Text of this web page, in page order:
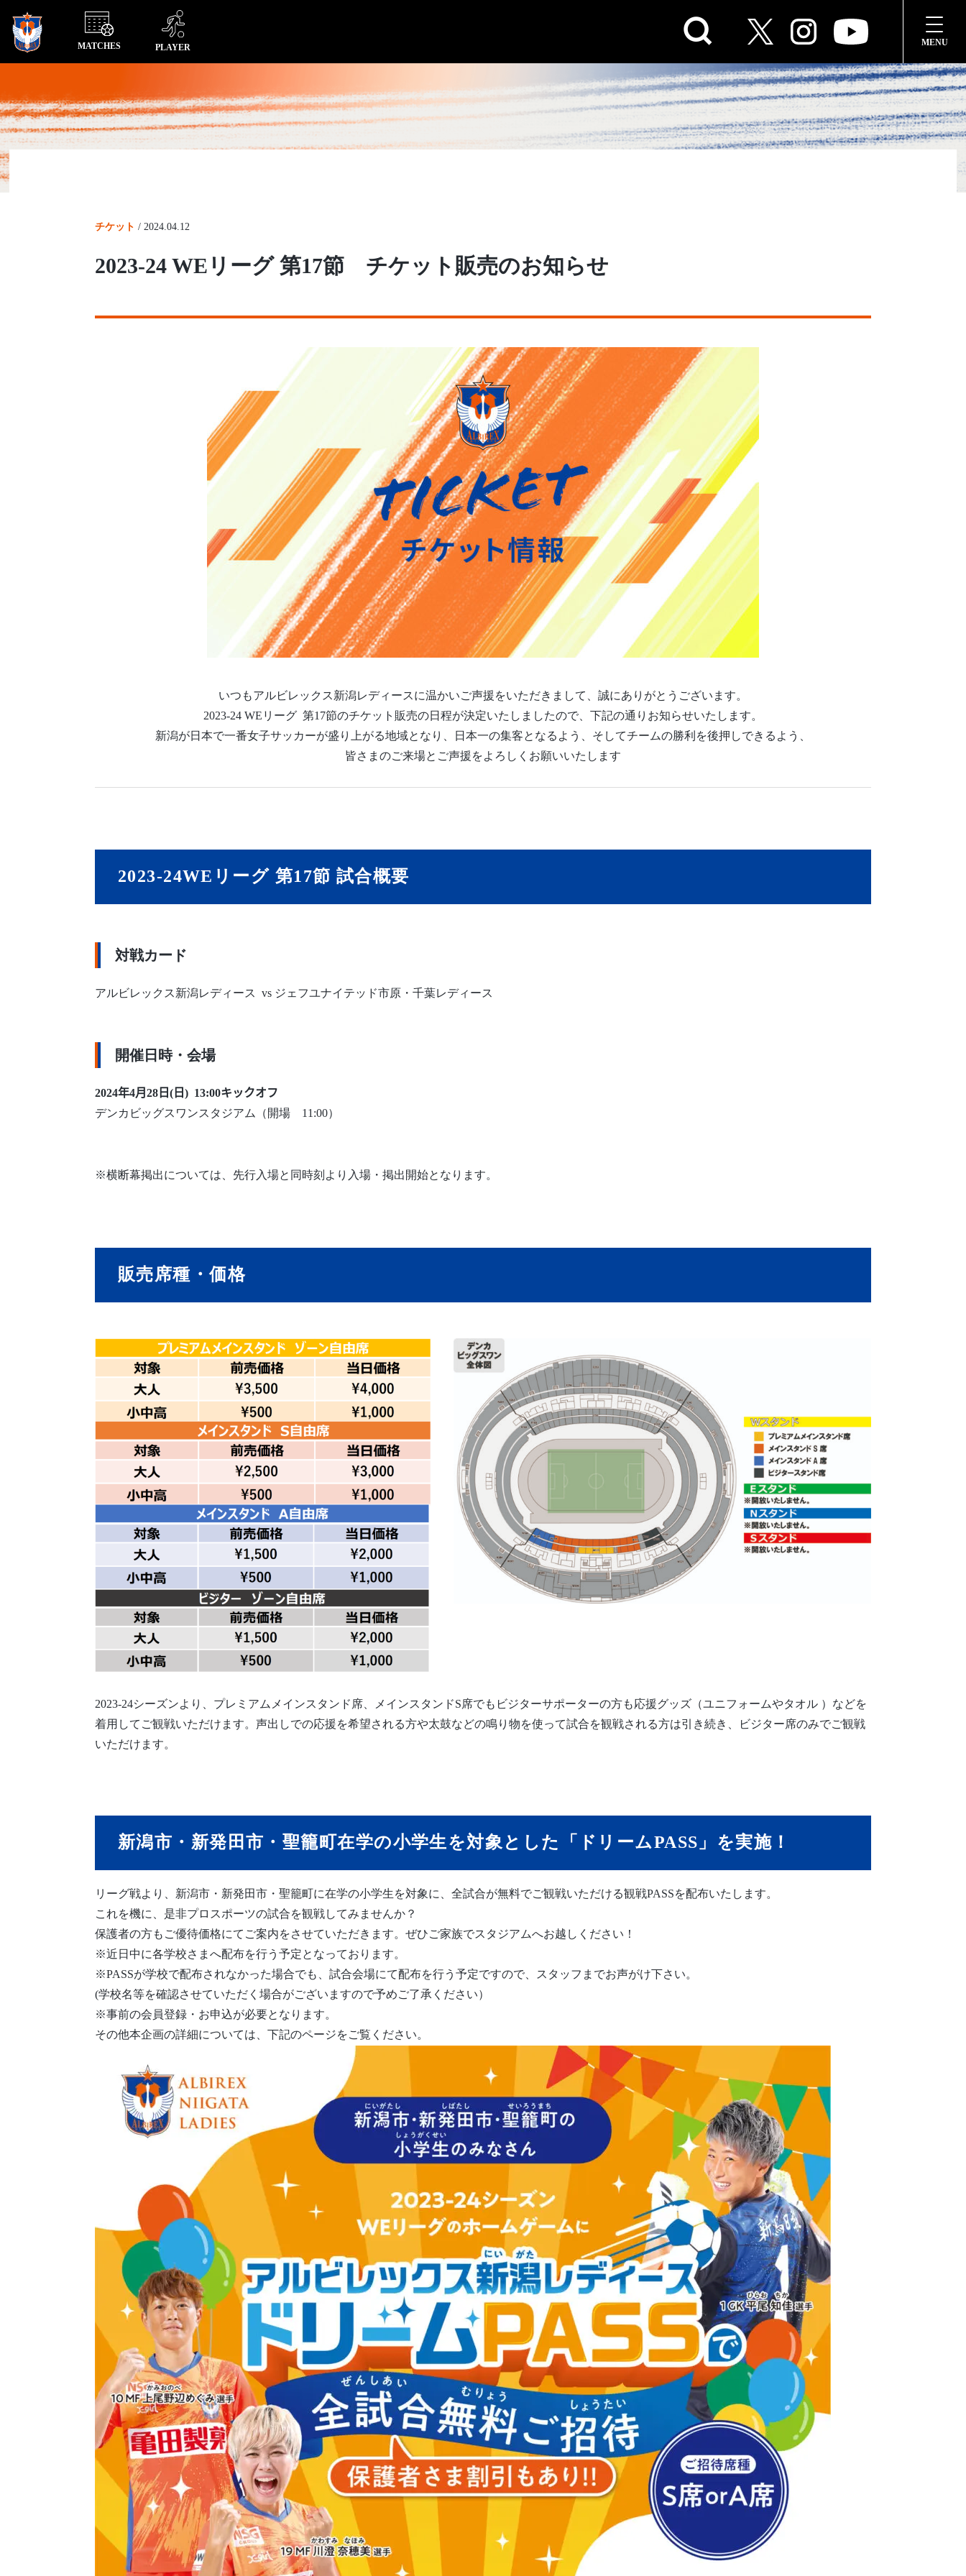
MATCHES PLAYER
チケット / 2024.04.12
2023-24 WEリーグ 第17節 チケット販売のお知らせ
いつもアルビレックス新潟レディースに温かいご声援をいただきまして、誠にありがとうございます。
2023-24 WEリーグ 第17節のチケット販売の日程が決定いたしましたので、下記の通りお知らせいたします。
新潟が日本で一番女子サッカーが盛り上がる地域となり、日本一の集客となるよう、そしてチームの勝利を後押しできるよう、
皆さまのご来場とご声援をよろしくお願いいたします
2023-24WEリーグ 第17節 試合概要
対戦カード
アルビレックス新潟レディース vs ジェフユナイテッド市原・千葉レディース
開催日時・会場
2024年4月28日(日 ) 13:00キックオフ
デンカビッグスワンスタジアム（開場 11:00）
※横断幕掲出については、先行入場と同時刻より入場・掲出開始となります。
販売席種・価格
2023-24シーズンより、プレミアムメインスタンド席、メインスタンドS席でもビジターサポーターの方も応援グッズ（ユニフォームやタオル ）などを
着用してご観戦いただけます。声出しでの応援を希望される方や太鼓などの鳴り物を使って試合を観戦される方は引き続き、ビジター席のみでご観戦
いただけます。
新潟市・新発田市・聖籠町在学の小学生を対象とした「ドリームPASS」を実施！
リーグ戦より、新潟市・新発田市・聖籠町に在学の小学生を対象に、全試合が無料でご観戦いただける観戦PASSを配布いたします。
これを機に、是非プロスポーツの試合を観戦してみませんか？
保護者の方もご優待価格にてご案内をさせていただきます。ぜひご家族でスタジアムへお越しください！
※近日中に各学校さまへ配布を行う予定となっております。
※PASSが学校で配布されなかった場合でも、試合会場にて配布を行う予定ですので、スタッフまでお声がけ下さい。
(学校名等を確認させていただく場合がございますので予めご了承ください）
※事前の会員登録・お申込が必要となります。
その他本企画の詳細については、下記のページをご覧ください。